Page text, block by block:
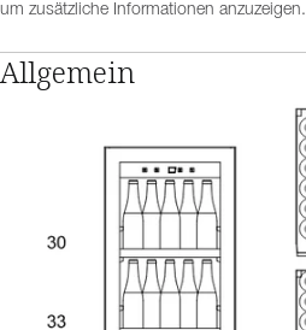
um zusätzliche Informationen anzuzeigen.
Allgemein